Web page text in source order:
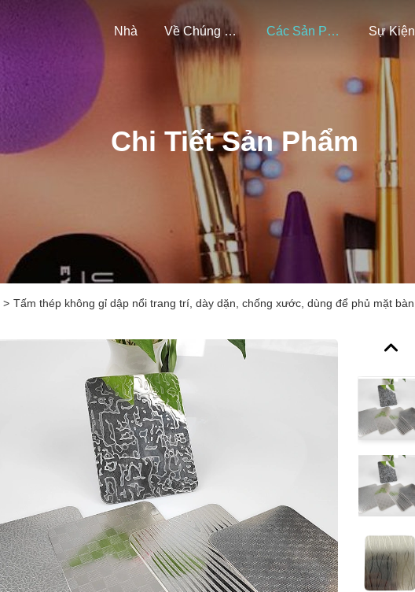
Nhà Về Chúng Tôi Các Sản Phẩm Sự Kiện
Chi Tiết Sản Phẩm
> Tấm thép không gỉ dập nổi trang trí, dày dặn, chống xước, dùng để phủ mặt bàn